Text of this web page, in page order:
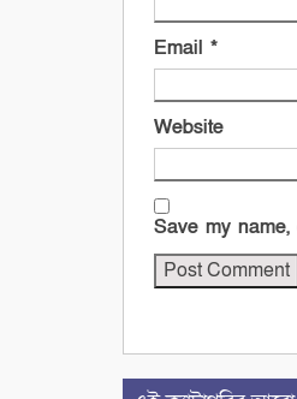
Email *
Website
Save my